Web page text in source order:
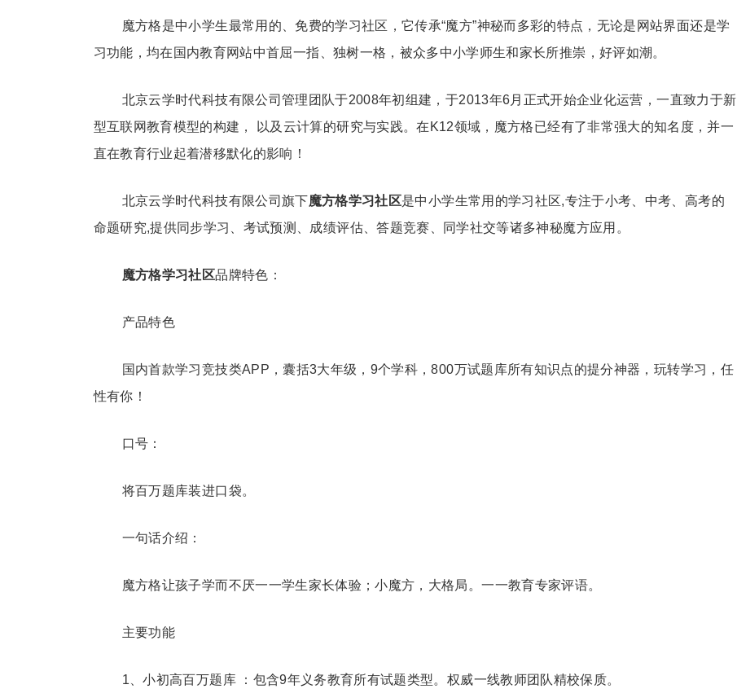
魔方格是中小学生最常用的、免费的学习社区，它传承“魔方”神秘而多彩的特点，无论是网站界面还是学
习功能，均在国内教育网站中首屈一指、独树一格，被众多中小学师生和家长所推崇，好评如潮。
北京云学时代科技有限公司管理团队于2008年初组建，于2013年6月正式开始企业化运营，一直致力于新
型互联网教育模型的构建， 以及云计算的研究与实践。在K12领域，魔方格已经有了非常强大的知名度，并一
直在教育行业起着潜移默化的影响！
北京云学时代科技有限公司旗下魔方格学习社区是中小学生常用的学习社区,专注于小考、中考、高考的
命题研究,提供同步学习、考试预测、成绩评估、答题竞赛、同学社交等诸多神秘魔方应用。
魔方格学习社区品牌特色：
产品特色
国内首款学习竞技类APP，囊括3大年级，9个学科，800万试题库所有知识点的提分神器，玩转学习，任
性有你！
口号：
将百万题库装进口袋。
一句话介绍：
魔方格让孩子学而不厌一一学生家长体验；小魔方，大格局。一一教育专家评语。
主要功能
1、小初高百万题库 ：包含9年义务教育所有试题类型。权威一线教师团队精校保质。